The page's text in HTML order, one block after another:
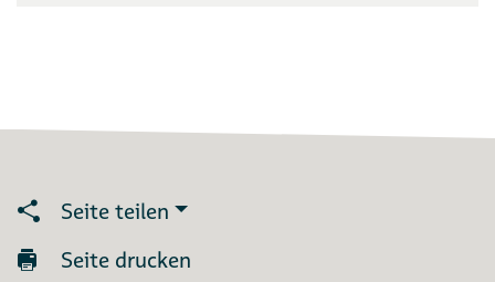
Seite teilen
Seite drucken